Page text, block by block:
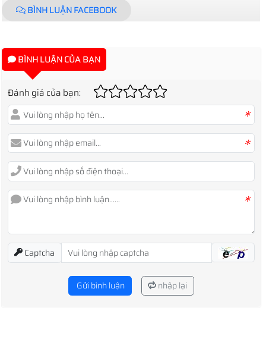
BÌNH LUẬN FACEBOOK
BÌNH LUẬN CỦA BẠN
Đánh giá của bạn:
*
*
*
Captcha
Gửi bình luận nhập lại